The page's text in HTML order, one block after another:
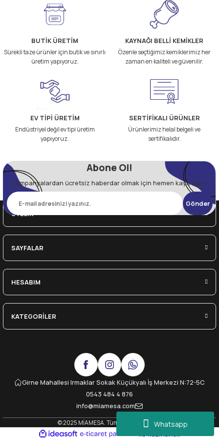
Whatsapp
BUTİK ÜRETİM
Sürekli taze ürünler için butik ve sınırlı
üretim yapıyoruz.
KAYNAĞI BELLİ KEMİKLER
Özenle seçtiğimiz kemiklerimiz her
zaman en kaliteli ve güvenilir.
EV TİPİ ÜRETİM
Endüstriyel değil ev tipi üretim
yapıyoruz.
SERTİFİKALI ÜRÜNLER
Ürünlerimiz helal belgeli ve
sertifikalıdır.
Abone Ol!
Kampanyalardan ücretsiz haberdar olmak için hemen kayıt olun!
Gönder
ÜYELİK
SAYFALAR
HESABIM
KATEGORİLER
Girne Mahallesi Irmaklar Sokak Küçükyalı İş Merkezi N:72-5C
0543 484 4 876
info@miamesa.com
© 2025 MİAMESA. Tüm Hakları Saklıdır.
ideasoft